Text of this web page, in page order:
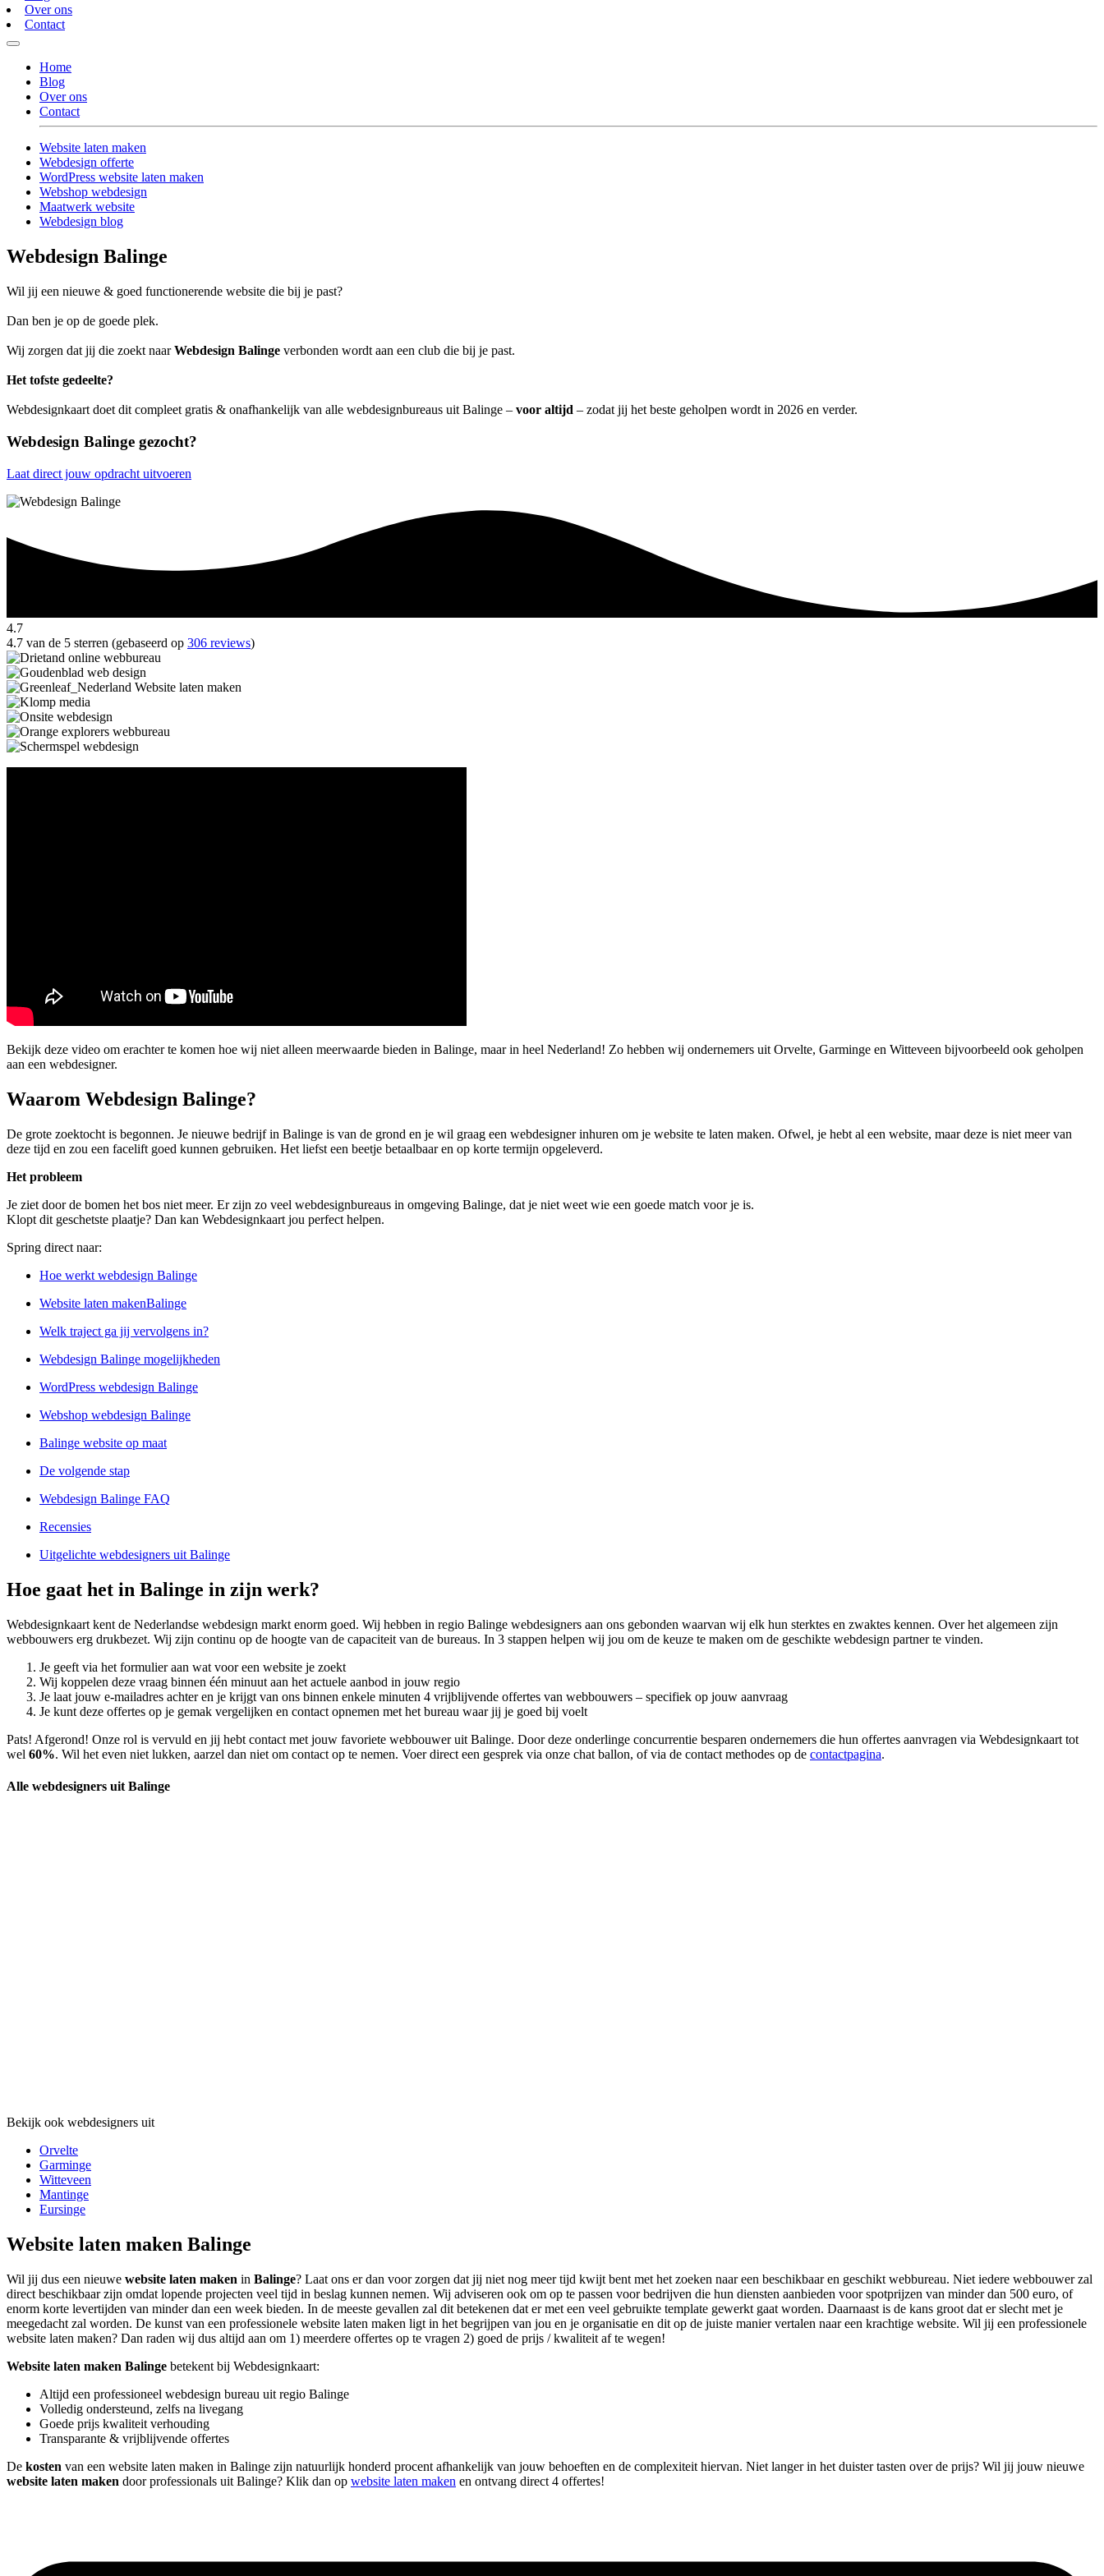
Over ons
Contact
Home
Blog
Over ons
Contact
Website laten maken
Webdesign offerte
WordPress website laten maken
Webshop webdesign
Maatwerk website
Webdesign blog
Webdesign Balinge
Wil jij een nieuwe & goed functionerende website die bij je past?
Dan ben je op de goede plek.
Wij zorgen dat jij die zoekt naarWebdesign Balinge verbonden wordt aan een club die bij je past.
Het tofste gedeelte?
Webdesignkaart doet dit compleet gratis & onafhankelijk van alle webdesignbureaus uit Balinge – voor altijd – zodat jij het beste geholpen wordt in 2026 en verder.
Webdesign Balinge gezocht?
Laat direct jouw opdracht uitvoeren
4.7
4.7 van de 5 sterren (gebaseerd op 306 reviews)
Bekijk deze video om erachter te komen hoe wij niet alleen meerwaarde bieden in Balinge, maar in heel Nederland! Zo hebben wij ondernemers uit Orvelte, Garminge en Witteveen bijvoorbeeld ook geholpen
aan een webdesigner.
Waarom Webdesign Balinge?
De grote zoektocht is begonnen. Je nieuwe bedrijf in Balinge is van de grond en je wil graag een webdesigner inhuren om je website te laten maken. Ofwel, je hebt al een website, maar deze is niet meer van
deze tijd en zou een facelift goed kunnen gebruiken. Het liefst een beetje betaalbaar en op korte termijn opgeleverd.
Het probleem
Je ziet door de bomen het bos niet meer. Er zijn zo veel webdesignbureaus in omgeving Balinge, dat je niet weet wie een goede match voor je is.
Klopt dit geschetste plaatje? Dan kan Webdesignkaart jou perfect helpen.
Spring direct naar:
Hoe werkt webdesign Balinge
Website laten makenBalinge
Welk traject ga jij vervolgens in?
Webdesign Balinge mogelijkheden
WordPress webdesign Balinge
Webshop webdesign Balinge
Balinge website op maat
De volgende stap
Webdesign Balinge FAQ
Recensies
Uitgelichte webdesigners uit Balinge
Hoe gaat het in Balinge in zijn werk?
Webdesignkaart kent de Nederlandse webdesign markt enorm goed. Wij hebben in regio Balinge webdesigners aan ons gebonden waarvan wij elk hun sterktes en zwaktes kennen. Over het algemeen zijn
webbouwers erg drukbezet. Wij zijn continu op de hoogte van de capaciteit van de bureaus. In 3 stappen helpen wij jou om de keuze te maken om de geschikte webdesign partner te vinden.
Je geeft via het formulier aan wat voor een website je zoekt
Wij koppelen deze vraag binnen één minuut aan het actuele aanbod in jouw regio
Je laat jouw e-mailadres achter en je krijgt van ons binnen enkele minuten 4 vrijblijvende offertes van webbouwers – specifiek op jouw aanvraag
Je kunt deze offertes op je gemak vergelijken en contact opnemen met het bureau waar jij je goed bij voelt
Pats! Afgerond! Onze rol is vervuld en jij hebt contact met jouw favoriete webbouwer uit Balinge. Door deze onderlinge concurrentie besparen ondernemers die hun offertes aanvragen via Webdesignkaart tot
wel 60%. Wil het even niet lukken, aarzel dan niet om contact op te nemen. Voer direct een gesprek via onze chat ballon, of via de contact methodes op de contactpagina.
Alle webdesigners uit Balinge
Bekijk ook webdesigners uit
Orvelte
Garminge
Witteveen
Mantinge
Eursinge
Website laten maken Balinge
Wil jij dus een nieuwe website laten maken in Balinge? Laat ons er dan voor zorgen dat jij niet nog meer tijd kwijt bent met het zoeken naar een beschikbaar en geschikt webbureau. Niet iedere webbouwer zal
direct beschikbaar zijn omdat lopende projecten veel tijd in beslag kunnen nemen. Wij adviseren ook om op te passen voor bedrijven die hun diensten aanbieden voor spotprijzen van minder dan 500 euro, of
enorm korte levertijden van minder dan een week bieden. In de meeste gevallen zal dit betekenen dat er met een veel gebruikte template gewerkt gaat worden. Daarnaast is de kans groot dat er slecht met je
meegedacht zal worden. De kunst van een professionele website laten maken ligt in het begrijpen van jou en je organisatie en dit op de juiste manier vertalen naar een krachtige website. Wil jij een professionele
website laten maken? Dan raden wij dus altijd aan om 1) meerdere offertes op te vragen 2) goed de prijs / kwaliteit af te wegen!
Website laten maken Balinge betekent bij Webdesignkaart:
Altijd een professioneel webdesign bureau uit regio Balinge
Volledig ondersteund, zelfs na livegang
Goede prijs kwaliteit verhouding
Transparante & vrijblijvende offertes
De kosten van een website laten maken in Balinge zijn natuurlijk honderd procent afhankelijk van jouw behoeften en de complexiteit hiervan. Niet langer in het duister tasten over de prijs? Wil jij jouw nieuwe
website laten maken door professionals uit Balinge? Klik dan op website laten maken en ontvang direct 4 offertes!